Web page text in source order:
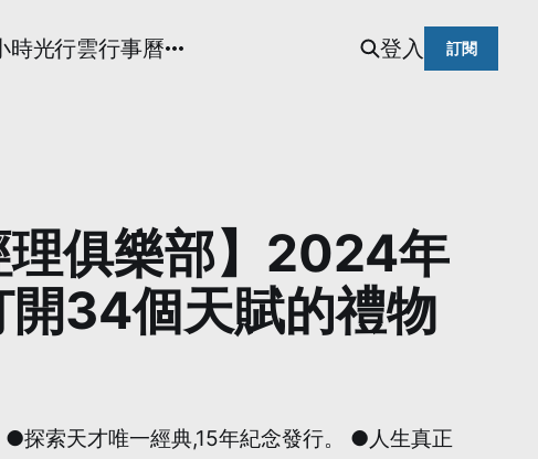
時光行雲行事曆 登入 訂閱
俱樂部】2024年
34個天賦的禮物
探索天才唯一經典,15年紀念發行。 ●人生真正